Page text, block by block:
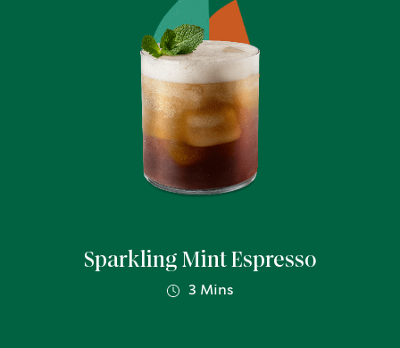
Sparkling Mint Espresso
3 Mins